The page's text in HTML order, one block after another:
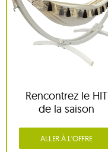
Rencontrez le HIT
de la saison
ALLER À L'OFFRE